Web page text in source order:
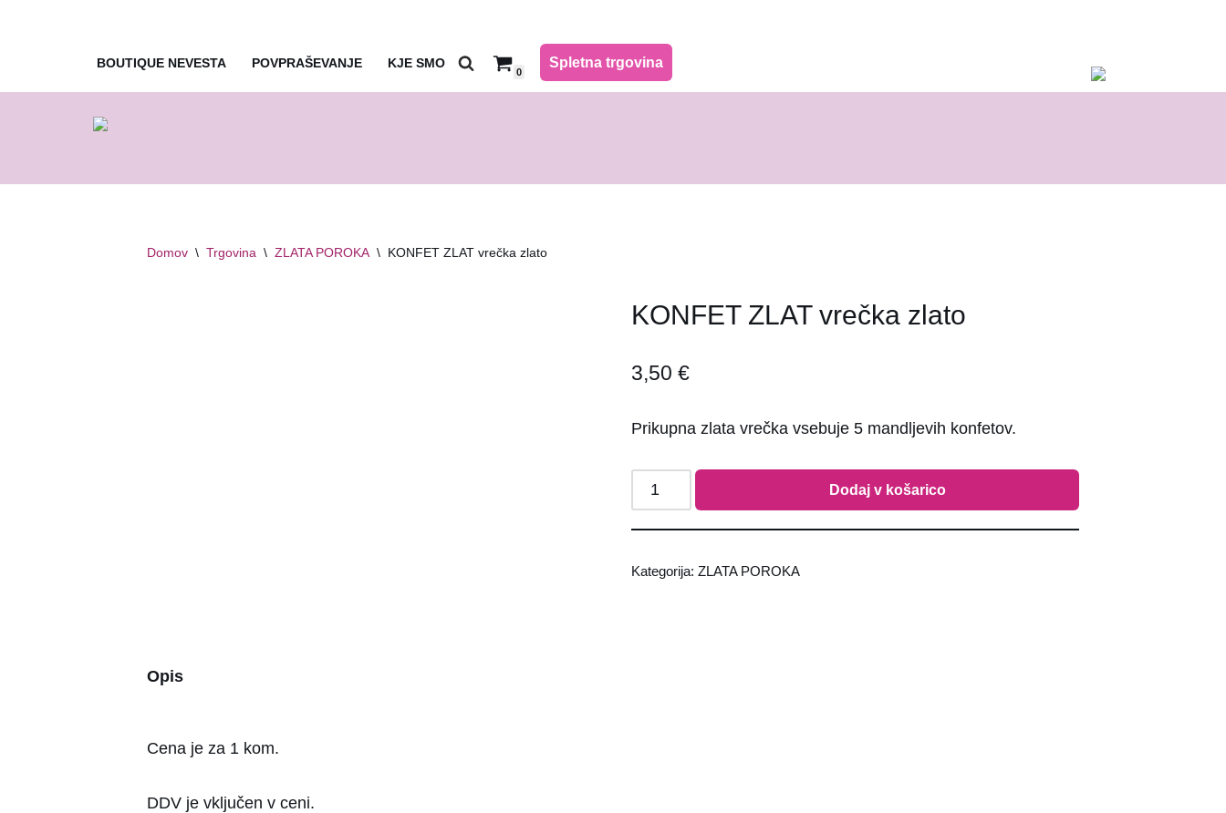
BOUTIQUE NEVESTA POVPRAŠEVANJE KJE SMO
0
Spletna trgovina
Domov \ Trgovina \ ZLATA POROKA \ KONFET ZLAT vrečka zlato
KONFET ZLAT vrečka zlato
3,50€
Prikupna zlata vrečka vsebuje 5 mandljevih konfetov.
Dodaj v košarico
Kategorija:ZLATA POROKA
Opis
Cena je za 1 kom.
DDV je vključen v ceni.